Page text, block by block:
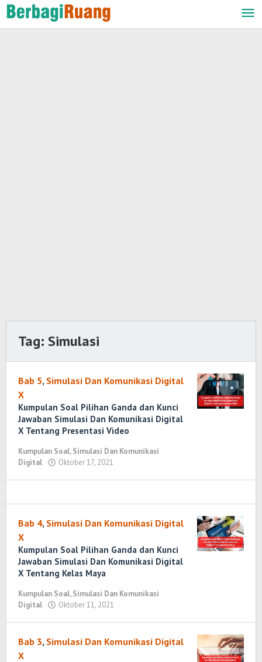
Lewati
ke
Tag: Simulasi
Bab 5, Simulasi Dan Komunikasi Digital
X
Kumpulan Soal Pilihan Ganda dan Kunci
Jawaban Simulasi Dan Komunikasi Digital
X Tentang Presentasi Video
Kumpulan Soal,Simulasi Dan Komunikasi
Digital
Oktober 17, 2021
Bab 4, Simulasi Dan Komunikasi Digital
X
Kumpulan Soal Pilihan Ganda dan Kunci
Jawaban Simulasi Dan Komunikasi Digital
X Tentang Kelas Maya
Kumpulan Soal,Simulasi Dan Komunikasi
Digital
Oktober 11, 2021
Bab 3, Simulasi Dan Komunikasi Digital
X